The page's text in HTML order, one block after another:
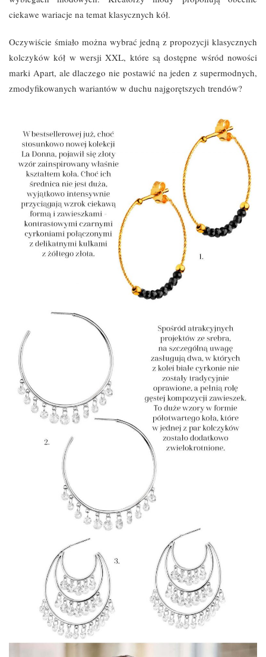
ciekawe wariacje na temat klasycznych kół.
Oczywiście śmiało można wybrać jedną z propozycji klasycznych
kolczyków kół w wersji XXL, które są dostępne wśród nowości
marki Apart, ale dlaczego nie postawić na jeden z supermodnych,
zmodyfikowanych wariantów w duchu najgorętszych trendów?